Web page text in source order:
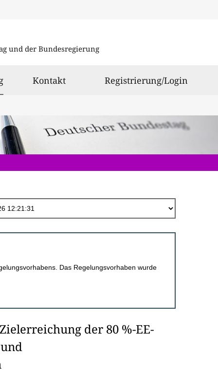
und der Bundesregierung
ausgewählt
Kontakt Registrierung/Login
Das Regelungsvorhaben wurde
der 80 %-EE-